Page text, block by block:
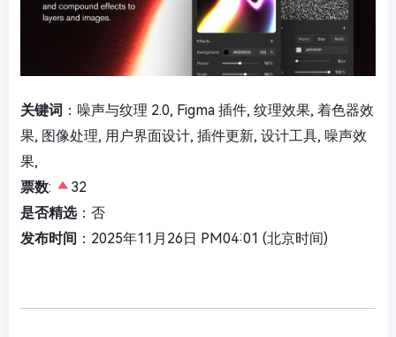
关键词 ：噪声与纹理 2.0, Figma 插件, 纹理效果, 着色器效
果, 图像处理, 用户界面设计, 插件更新, 设计工具, 噪声效
果,
票数:
32
是否精选：否
发布时间 ：2025年11月26日 PM04:01 (北京时间)